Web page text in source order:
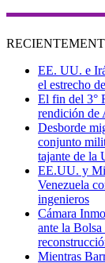
EE. UU. e
el estrecho
El fin del 3°
rendición de
Desborde
conjunto
tajante de la
EE.UU. y
Venezuela
ingenieros
Cámara
ante la Bolsa
Mientras